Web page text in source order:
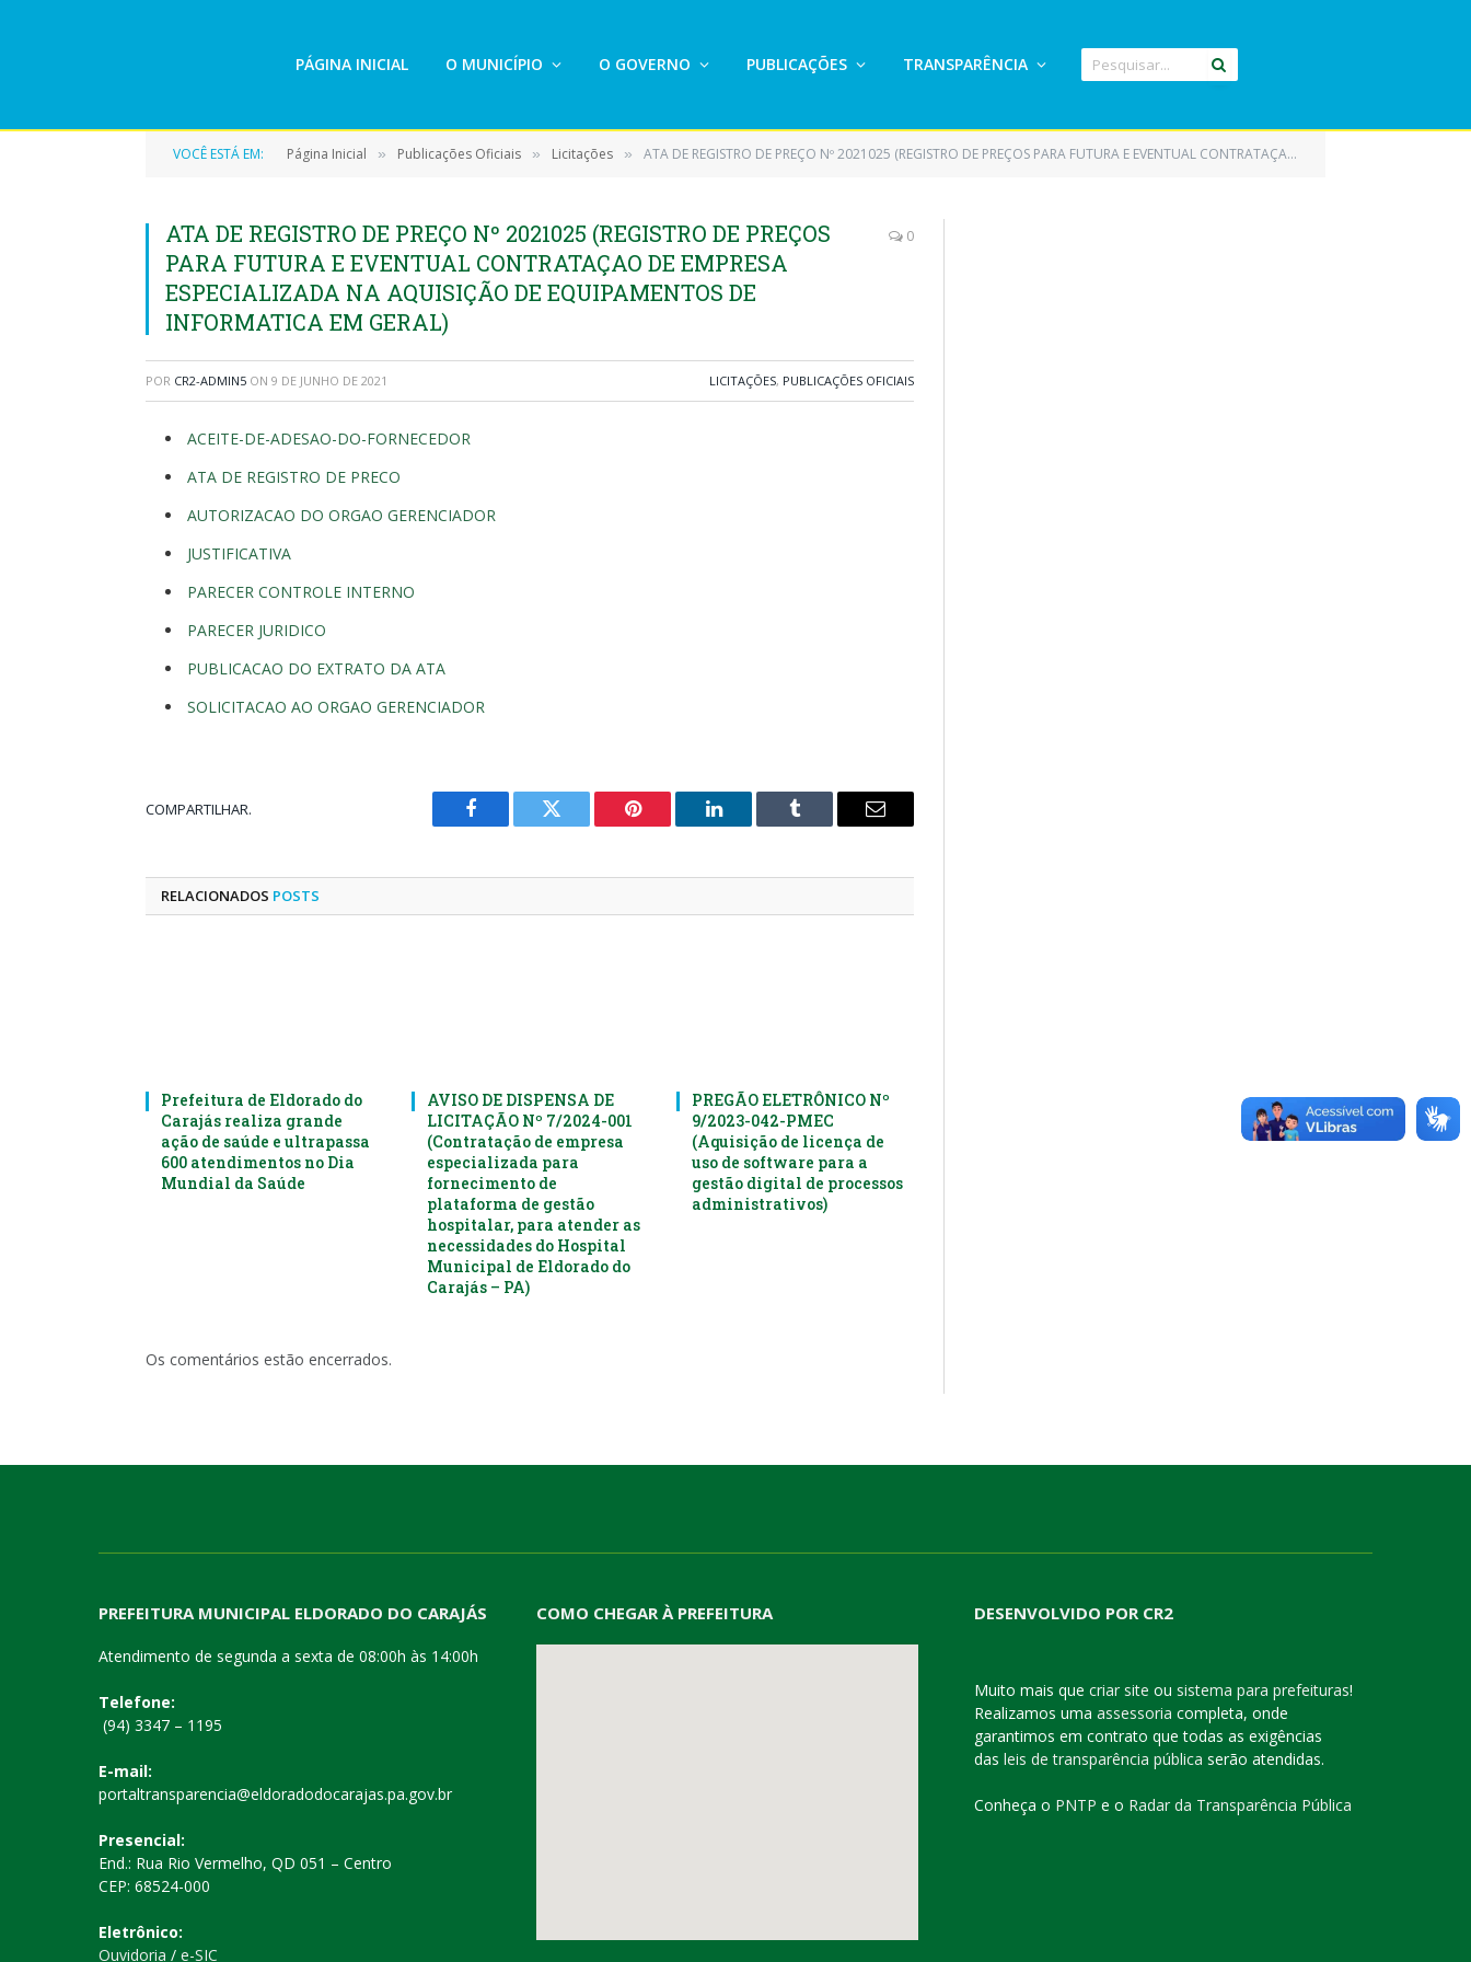
PÁGINA INICIAL O MUNICÍPIO O GOVERNO PUBLICAÇÕES TRANSPARÊNCIA
VOCÊ ESTÁ EM: Página Inicial » Publicações Oficiais » Licitações » ATA DE REGISTRO DE PREÇO Nº 2021025 (REGISTRO DE PREÇOS PARA FUTURA E EVENTUAL CONTRATAÇAO DE EMPRESA ESPECIALIZADA NA AQUISIÇÃO DE EQUIPAMENTOS DE INFORMATICA EM GERAL)
ATA DE REGISTRO DE PREÇO Nº 2021025 (REGISTRO DE PREÇOS
PARA FUTURA E EVENTUAL CONTRATAÇAO DE EMPRESA
ESPECIALIZADA NA AQUISIÇÃO DE EQUIPAMENTOS DE
INFORMATICA EM GERAL)
0
POR CR2-ADMIN5 ON 9 DE JUNHO DE 2021 LICITAÇÕES, PUBLICAÇÕES OFICIAIS
ACEITE-DE-ADESAO-DO-FORNECEDOR
ATA DE REGISTRO DE PRECO
AUTORIZACAO DO ORGAO GERENCIADOR
JUSTIFICATIVA
PARECER CONTROLE INTERNO
PARECER JURIDICO
PUBLICACAO DO EXTRATO DA ATA
SOLICITACAO AO ORGAO GERENCIADOR
COMPARTILHAR.
Facebook Twitter Pinterest LinkedIn Tumblr
E-
RELACIONADOS POSTS
Prefeitura de Eldorado do
Carajás realiza grande
ação de saúde e ultrapassa
600 atendimentos no Dia
Mundial da Saúde
AVISO DE DISPENSA DE
LICITAÇÃO Nº 7/2024-001
(Contratação de empresa
especializada para
fornecimento de
plataforma de gestão
hospitalar, para atender as
necessidades do Hospital
Municipal de Eldorado do
Carajás – PA)
PREGÃO ELETRÔNICO Nº
9/2023-042-PMEC
(Aquisição de licença de
uso de software para a
gestão digital de processos
administrativos)
Os comentários estão encerrados.
PREFEITURA MUNICIPAL ELDORADO DO CARAJÁS
Atendimento de segunda a sexta de 08:00h às 14:00h
Telefone:
(94) 3347 – 1195
E-mail:
portaltransparencia@eldoradodocarajas.pa.gov.br
Presencial:
End.: Rua Rio Vermelho, QD 051 – Centro
CEP: 68524-000
Eletrônico:
Ouvidoria / e-SIC
COMO CHEGAR À PREFEITURA DESENVOLVIDO POR CR2
Muito mais que criar site ou sistema para prefeituras!
Realizamos uma assessoria completa, onde
garantimos em contrato que todas as exigências
das leis de transparência pública serão atendidas.
Conheça o PNTP e o Radar da Transparência Pública